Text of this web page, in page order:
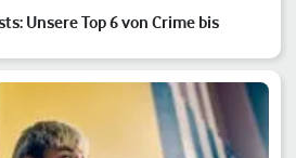
Unsere Top 6 von Crime bis